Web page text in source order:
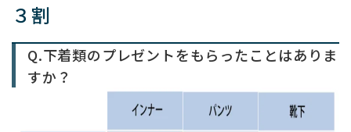
３割
Q.下着類のプレゼントをもらったことはありま
すか？